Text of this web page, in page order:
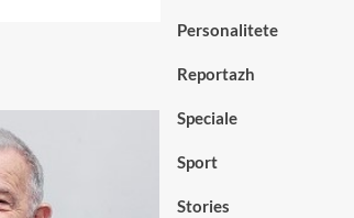
Personalitete
Reportazh
Speciale
Sport
Stories